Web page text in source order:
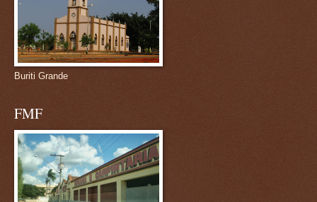
Buriti Grande
FMF